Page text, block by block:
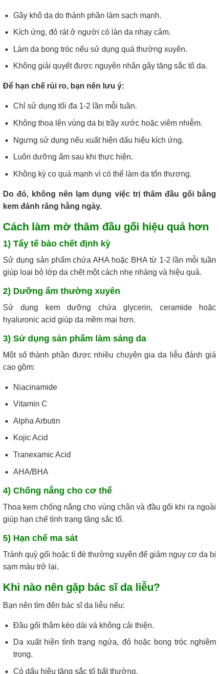
Gây khô da do thành phần làm sạch mạnh.
Kích ứng, đỏ rát ở người có làn da nhạy cảm.
Làm da bong tróc nếu sử dụng quá thường xuyên.
Không giải quyết được nguyên nhân gây tăng sắc tố da.
Để hạn chế rủi ro, bạn nên lưu ý:
Chỉ sử dụng tối đa 1-2 lần mỗi tuần.
Không thoa lên vùng da bị trầy xước hoặc viêm nhiễm.
Ngưng sử dụng nếu xuất hiện dấu hiệu kích ứng.
Luôn dưỡng ẩm sau khi thực hiện.
Không kỳ cọ quá mạnh vì có thể làm da tổn thương.
Do đó, không nên lạm dụng việc trị thâm đầu gối bằng
kem đánh răng hằng ngày.
Cách làm mờ thâm đầu gối hiệu quả hơn
1) Tẩy tế bào chết định kỳ
Sử dụng sản phẩm chứa AHA hoặc BHA từ 1-2 lần mỗi tuần
giúp loại bỏ lớp da chết một cách nhẹ nhàng và hiệu quả.
2) Dưỡng ẩm thường xuyên
Sử dụng kem dưỡng chứa glycerin, ceramide hoặc
hyaluronic acid giúp da mềm mại hơn.
3) Sử dụng sản phẩm làm sáng da
Một số thành phần được nhiều chuyên gia da liễu đánh giá
cao gồm:
Niacinamide
Vitamin C
Alpha Arbutin
Kojic Acid
Tranexamic Acid
AHA/BHA
4) Chống nắng cho cơ thể
Thoa kem chống nắng cho vùng chân và đầu gối khi ra ngoài
giúp hạn chế tình trạng tăng sắc tố.
5) Hạn chế ma sát
Tránh quỳ gối hoặc tì đè thường xuyên để giảm nguy cơ da bị
sạm màu trở lại.
Khi nào nên gặp bác sĩ da liễu?
Bạn nên tìm đến bác sĩ da liễu nếu:
Đầu gối thâm kéo dài và không cải thiện.
Da xuất hiện tình trạng ngứa, đỏ hoặc bong tróc nghiêm
trọng.
Có dấu hiệu tăng sắc tố bất thường.